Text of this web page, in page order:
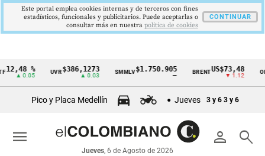
Cintillo
económicos
Colombia
12,48 %
▲ 0.05
UVR$386,1273
▲ 0.03
SMMLV $1.750.905 BRENTUS$73,48
▼ 1.12
Pico y Placa Medellín Jueves 3 y 6 3 y 6
person search
Jueves, 6 de Agosto de 2026
menu
Este portal emplea cookies internas y de terceros con fines
estadísticos, funcionales y publicitarios. Puede aceptarlas o
consultar más en nuestra politica de cookies
CONTINUAR